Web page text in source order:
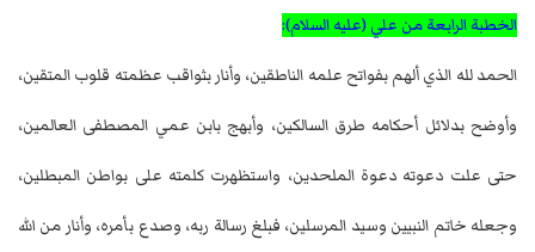
الخطبة الرابعة من علي (عليه السلام):
الحمد لله الذي ألهم بفواتح علمه الناطقين، وأنار بثواقب عظمته قلوب المتقين،
وأوضح بدلائل أحكامه طرق السالكين، وأبهج بابن عمي المصطفى العالمين،
حتى علت دعوته دعوة الملحدين، واستظهرت كلمته على بواطن المبطلين،
وجعله خاتم النبيين وسيد المرسلين، فبلغ رسالة ربه، وصدع بأمره، وأنار من الله